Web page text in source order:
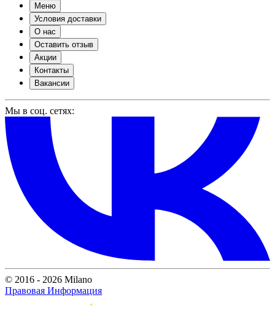
Меню
Условия доставки
О нас
Оставить отзыв
Акции
Контакты
Вакансии
Мы в соц. сетях:
© 2016 - 2026 Milano
Правовая Информация